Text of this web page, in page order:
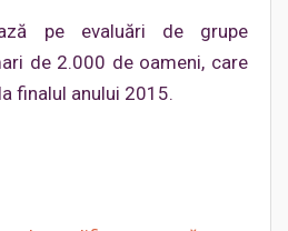
pe evaluări de grupe
de 2.000 de oameni, care
finalul anului 2015.